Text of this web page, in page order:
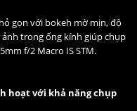
gọn với bokeh mờ mịn, độ
trong ống kính giúp chụp
f/2 Macro IS STM.
hoạt với khả năng chụp